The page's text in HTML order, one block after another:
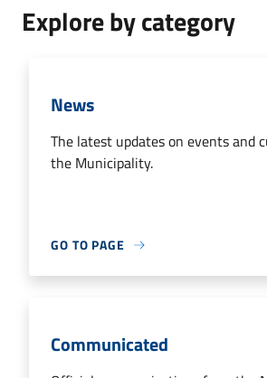
Explore by category
News
The latest updates on events and
the Municipality.
GO TO PAGE
Communicated